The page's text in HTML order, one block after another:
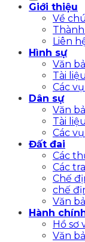
Giới thiệu
Về
Liên
Hình sự
Văn
Tài
Các
Dân sự
Văn
Tài
Các
Đất đai
Các
Các
Chế
chế
Văn
Hành
Hồ sơ
Văn